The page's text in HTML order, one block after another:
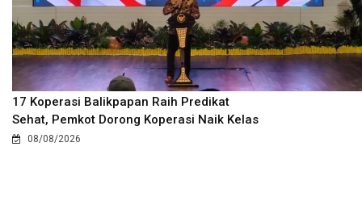
17 Koperasi Balikpapan Raih Predikat
Sehat, Pemkot Dorong Koperasi Naik Kelas
08/08/2026